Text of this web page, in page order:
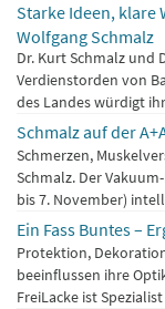
Starke Ideen, klare
Wolfgang Schmalz
Dr. Kurt Schmalz und
Verdienstorden von
des Landes würdigt
Schmalz auf der
Schmerzen,
Schmalz. Der
bis 7. November)
Ein Fass Buntes –
Protektion,
beeinflussen ihre
FreiLacke ist